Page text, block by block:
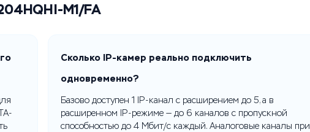
M1/FA
Сколько IP-камер реально подключить
одновременно?
Базово доступен 1 IP-канал с расширением до 5, а в
расширенном IP-режиме — до 6 каналов с пропускной
способностью до 4 Мбит/с каждый. Аналоговые каналы при